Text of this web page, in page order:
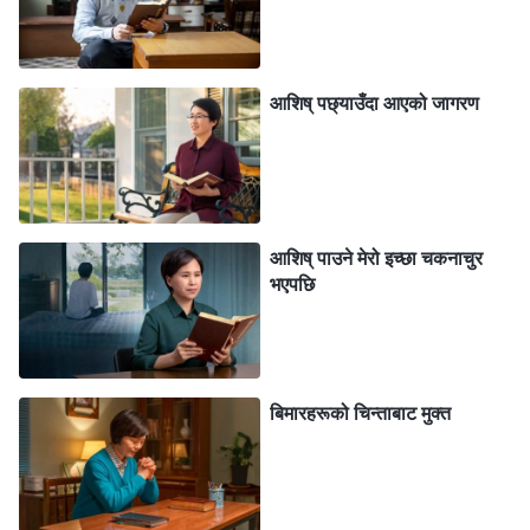
मार्ग हो”(वचन, खण्ड ३। आखिरी दिनहरूका ख्रीष्टका वार्तालापहरू।
पत्रुसको मार्गमा कसरी हिँड्ने)। परमेश्‍वरका वचनहरूले मेरो अवस्था
सही रूपमा प्रकट गरे। मैले सोचेँ कि कष्ट सहनु, राम्रा गुणस्तरीय
भिडियोहरू बनाउन मूल्य चुकाउनु, र राज्यको सुसमाचार प्रचारमा
मेरो योगदान गर्नुले, मलाई परमेश्‍वरबाट प्रशंसा र आशिष मिल्नेछ, र
अन्त्यमा मैले इनाम र मुक्ति प्राप्त गर्नेछु। यसका निम्ति, म अबेर
रातिसम्म कुनै गुनासो नगरी बस्थेँ, तर जब स्वास्थ्य समस्याका कारण
यसो गरिरहन नसकिने देखियो, मेरो आशिष् पाउने चाहना चकनाचुर
भयो, त्यसैले मैले कर्तव्य निर्वाह गर्ने इच्छाशक्ति गुमाएँ—बढी प्रयास
गर्न चाहिनँ। परमेश्‍वरमाथिको मेरो विश्वास सधैं लेनदेनजस्तो थियो।
मैले मिहिनेत गरेर राम्रा भिडियोहरू बनाएँ ताकि मण्डलीले मलाई
महत्त्वपूर्ण भूमिका देओस्, र मैले परमेश्‍वरसँग अनुग्रह र आशिष् माग्न
सकूँ। म सधैँ भन्थेँ म परमेश्‍वरका निम्ति कष्ट सहन र आफैलाई
समर्पित गर्न इच्छुक छु, तर यो केवल उहाँको आशिष् प्राप्त गर्नका
आशिष् पछ्याउँदा आएको जागरण
आशिष् पाउने मेरो इच्छा चकनाचुर
भएपछि
बिमारहरूको चिन्ताबाट मुक्त